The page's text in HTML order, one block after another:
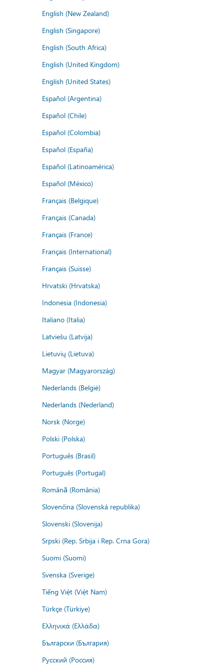
English (New Zealand)
English (Singapore)
English (South Africa)
English (United Kingdom)
English (United States)
Español (Argentina)
Español (Chile)
Español (Colombia)
Español (España)
Español (Latinoamérica)
Español (México)
Français (Belgique)
Français (Canada)
Français (France)
Français (International)
Français (Suisse)
Hrvatski (Hrvatska)
Indonesia (Indonesia)
Italiano (Italia)
Latviešu (Latvija)
Lietuvių (Lietuva)
Magyar (Magyarország)
Nederlands (België)
Nederlands (Nederland)
Norsk (Norge)
Polski (Polska)
Português (Brasil)
Português (Portugal)
Română (România)
Slovenčina (Slovenská republika)
Slovenski (Slovenija)
Srpski (Rep. Srbija i Rep. Crna Gora)
Suomi (Suomi)
Svenska (Sverige)
Tiếng Việt (Việt Nam)
Türkçe (Türkiye)
Ελληνικά (Ελλάδα)
Български (България)
Русский (Россия)